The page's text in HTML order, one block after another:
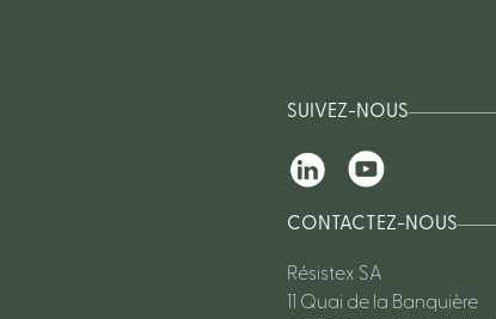
SUIVEZ-NOUS
CONTACTEZ-NOUS
Résistex SA
11 Quai de la Banquière